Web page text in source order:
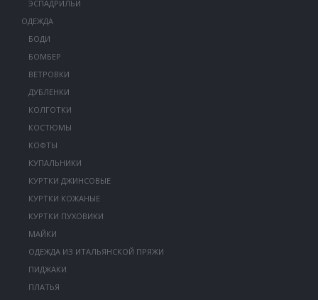
ЭСПАДРИЛЬИ
ОДЕЖДА
БОДИ
БОМБЕР
ВЕТРОВКИ
ДУБЛЕНКИ
КОЛГОТКИ
КОСТЮМЫ
КОФТЫ
КУПАЛЬНИКИ
КУРТКИ ДЖИНСОВЫЕ
КУРТКИ КОЖАНЫЕ
КУРТКИ ПУХОВИКИ
МАЙКИ
ОДЕЖДА ИЗ ИТАЛЬЯНСКОЙ ПРЯЖИ
ПИДЖАКИ
ПЛАТЬЯ